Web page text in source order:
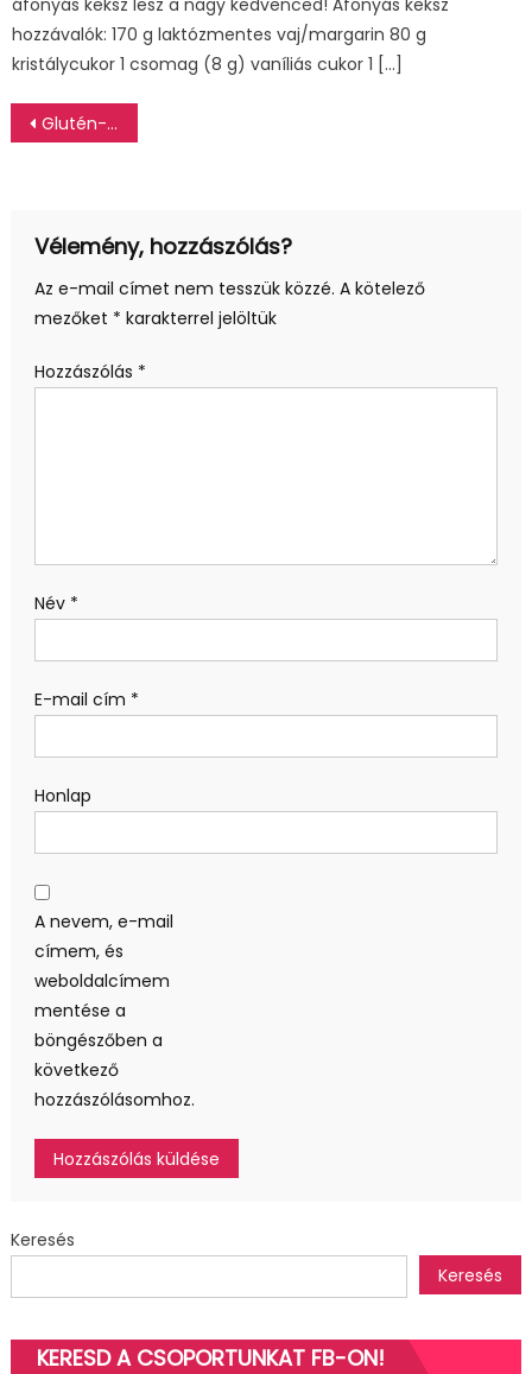
hozzávalók: 170 g laktózmentes vaj/margarin 80 g
kristálycukor 1 csomag (8 g) vaníliás cukor 1 […]
Bejegyzés
Glutén- és laktózmentes francia krémes
Vélemény, hozzászólás?
Az e-mail címet nem tesszük közzé. A kötelező
mezőket * karakterrel jelöltük
Hozzászólás *
Név *
E-mail cím *
Honlap
A nevem, e-mail
címem, és
weboldalcímem
mentése a
böngészőben a
következő
hozzászólásomhoz.
Keresés
Keresés
KERESD A CSOPORTUNKAT FB-ON!